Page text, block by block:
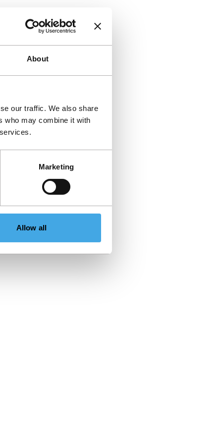
About
our traffic. We also share
who may combine it with
Marketing
Allow all